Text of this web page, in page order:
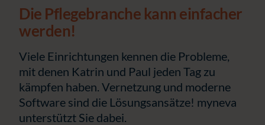
Die Pflegebranche kann einfacher
werden!
Viele Einrichtungen kennen die Probleme,
mit denen Katrin und Paul jeden Tag zu
kämpfen haben. Vernetzung und moderne
Software sind die Lösungsansätze! myneva
unterstützt Sie dabei.